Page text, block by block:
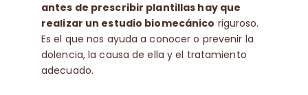
antes de prescribir plantillas hay que
realizar un estudio biomecánico riguroso.
Es el que nos ayuda a conocer o prevenir la
dolencia, la causa de ella y el tratamiento
adecuado.